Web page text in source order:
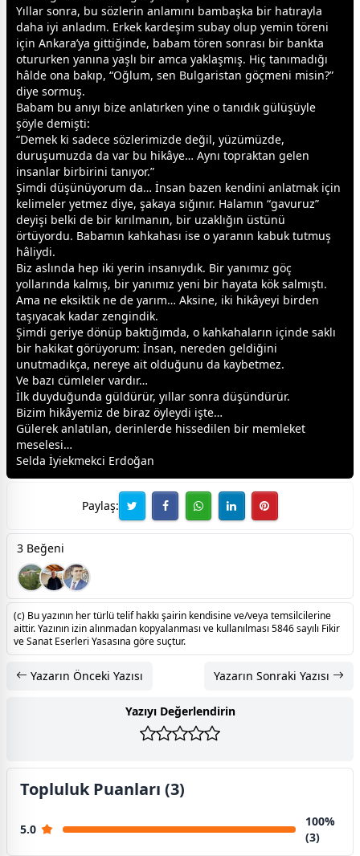
Yıllar sonra, bu sözlerin anlamını bambaşka bir hatırayla
daha iyi anladım. Erkek kardeşim subay olup yemin töreni
için Ankara’ya gittiğinde, babam tören sonrası bir bankta
otururken yanına yaşlı bir amca yaklaşmış. Hiç tanımadığı
hâlde ona bakıp, “Oğlum, sen Bulgaristan göçmeni misin?”
diye sormuş.
Babam bu anıyı bize anlatırken yine o tanıdık gülüşüyle
şöyle demişti:
“Demek ki sadece sözlerimizde değil, yüzümüzde,
duruşumuzda da var bu hikâye… Aynı topraktan gelen
insanlar birbirini tanıyor.”
Şimdi düşünüyorum da… İnsan bazen kendini anlatmak için
kelimeler yetmez diye, şakaya sığınır. Halamın “gavuruz”
deyişi belki de bir kırılmanın, bir uzaklığın üstünü
örtüyordu. Babamın kahkahası ise o yaranın kabuk tutmuş
hâliydi.
Biz aslında hep iki yerin insanıydık. Bir yanımız göç
yollarında kalmış, bir yanımız yeni bir hayata kök salmıştı.
Ama ne eksiktik ne de yarım… Aksine, iki hikâyeyi birden
taşıyacak kadar zengindik.
Şimdi geriye dönüp baktığımda, o kahkahaların içinde saklı
bir hakikat görüyorum: İnsan, nereden geldiğini
unutmadıkça, nereye ait olduğunu da kaybetmez.
Ve bazı cümleler vardır…
İlk duyduğunda güldürür, yıllar sonra düşündürür.
Bizim hikâyemiz de biraz öyleydi işte…
Gülerek anlatılan, derinlerde hissedilen bir memleket
meselesi…
Selda İyiekmekci Erdoğan
Paylaş:
3 Beğeni
(c) Bu yazının her türlü telif hakkı şairin kendisine ve/veya temsilcilerine
aittir. Yazının izin alınmadan kopyalanması ve kullanılması 5846 sayılı Fikir
ve Sanat Eserleri Yasasına göre suçtur.
Yazarın Önceki Yazısı Yazarın Sonraki Yazısı
Yazıyı Değerlendirin
Topluluk Puanları (3)
5.0
100%
(3)